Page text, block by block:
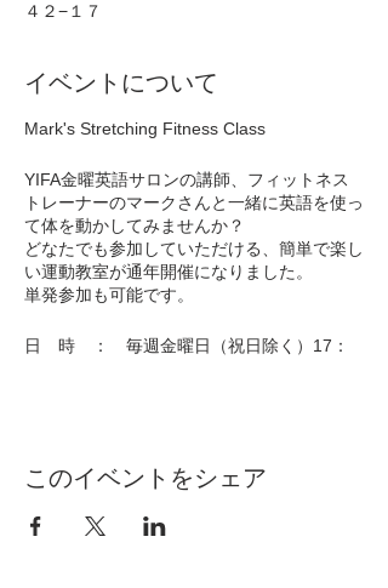
４２−１７
イベントについて
Mark's Stretching Fitness Class
YIFA金曜英語サロンの講師、フィットネス
トレーナーのマークさんと一緒に英語を使っ
て体を動かしてみませんか？
どなたでも参加していただける、簡単で楽し
い運動教室が通年開催になりました。
単発参加も可能です。
日 時 ： 毎週金曜日（祝日除く）17：
入会必要）
身）
このイベントをシェア